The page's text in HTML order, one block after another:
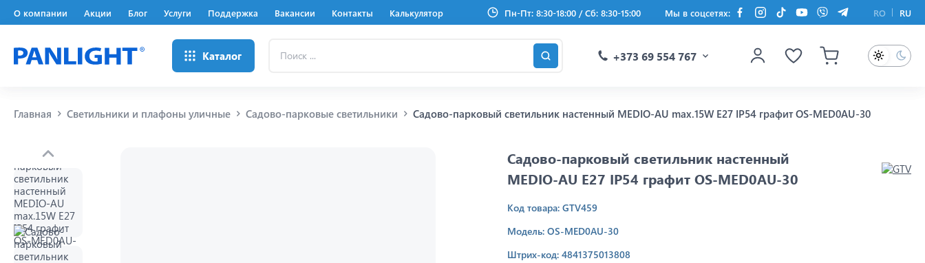
О компании Акции Блог Услуги Поддержка Вакансии Контакты Калькулятор Пн-Пт: 8:30-18:00 / Сб: 8:30-15:00 Мы в соцсетях: RO RU
Каталог +373 69 554 767
Главная Светильники и плафоны уличные Садово-парковые светильники Садово-парковый светильник настенный MEDIO-AU max.15W E27 IP54 графит OS-MED0AU-30
Садово-парковый светильник настенный
MEDIO-AU E27 IP54 графит OS-MED0AU-30
Код товара: GTV459
Модель: OS-MED0AU-30
Штрих-код: 4841375013808